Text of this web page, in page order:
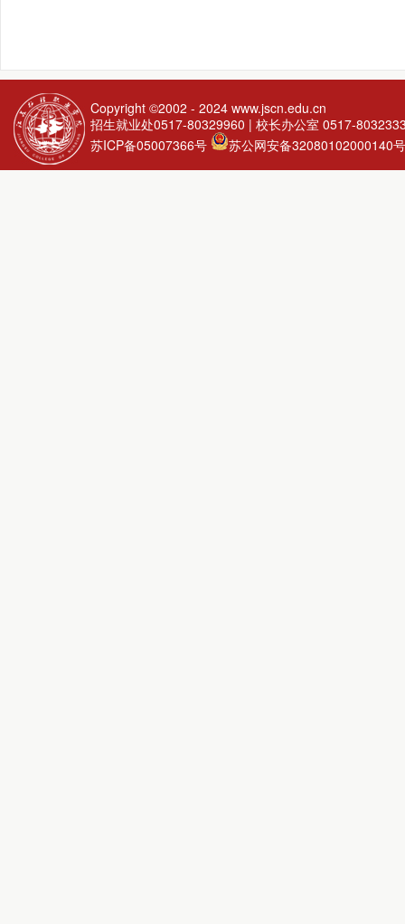
Copyright ©2002 - 2024 www.jscn.edu.cn
招生就业处0517-80329960 | 校长办公室 0517-
苏ICP备05007366号
苏公网安备32080102000140号